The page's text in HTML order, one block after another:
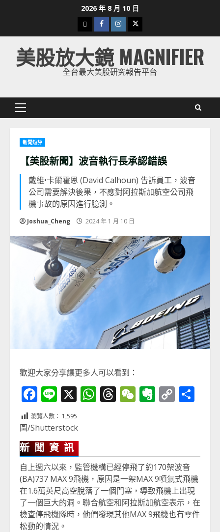
2026 年 8 月 10 日
下
載
美
股
Facebook
Instagram
Twitter
美股放大鏡 MAGNIFIER
全台最大美股研究報告平台
Primary
新聞短評
【美股新聞】波音執行長承認錯誤
戴維•卡爾霍恩 (David Calhoun) 告訴員工，波音
公司需要解決後果，不應對阿拉斯加航空公司飛
機事故的原因進行臆測。
Joshua_Cheng 2024 年 1 月 10 日
歡迎大家分享讓更多人可以看到：
Facebook
Line
X WhatsApp
Threads
WeChat
Evernote
Copy
瀏覽人數： 1,595
圖/Shutterstock
新聞資訊
自上週六以來，監管機構已經停飛了約170架波音
(BA)737 MAX 9飛機，原因是一架MAX 9噴氣式飛機
在1.6萬英尺高空脫落了一個門塞，導致飛機上出現
了一個巨大的洞。聯合航空和阿拉斯加航空表示，在
檢查停飛機隊時，他們發現其他MAX 9飛機也有零件
松動的情況。